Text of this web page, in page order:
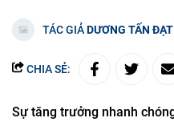
TÁC GIẢDƯƠNG TẤN ĐẠT
CHIA SẺ:
Sự tăng trưởng nhanh